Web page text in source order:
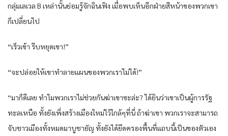
กลุ่มเลเวล B เหล่านั้นย่อมรู้จักฉินเฟิง เมื่อพบเห็นอีกฝ่ายสีหน้าของพวกเขา
ก็เปลี่ยนไป
“เร็วเข้า รีบหยุดเขา!”
“จะปล่อยให้เขาทำลายแผนของพวกเราไม่ได้!”
“มาก็ดีเลย ทำไมพวกเราไม่ช่วยกันฆ่าเขาซะล่ะ? ได้ยินว่าเขาเป็นผู้การรัฐ
ทะลเหนือ ทั้งยังเพิ่งสร้างเมืองใหม่ไว้ใกล้ๆที่นี่ ถ้าฆ่าเขา พวกเราจะสามารถ
จับชาวเมืองทั้งหมดมาบูชายัญ ทั้งยังได้ยึดครองพื้นที่แถบนี้เป็นของตัวเอง